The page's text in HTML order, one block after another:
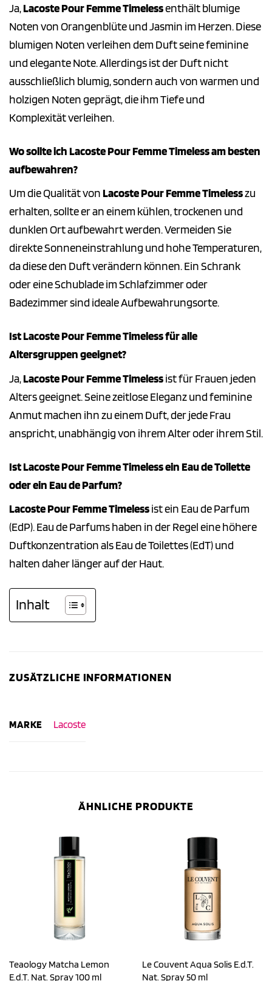
Ja,Lacoste Pour Femme Timelessenthält blumige
Noten von Orangenblüte und Jasmin im Herzen. Diese
blumigen Noten verleihen dem Duft seine feminine
und elegante Note. Allerdings ist der Duft nicht
ausschließlich blumig, sondern auch von warmen und
holzigen Noten geprägt, die ihm Tiefe und
Komplexität verleihen.
Wo sollte ich Lacoste Pour Femme Timeless am besten
aufbewahren?
Um die Qualität vonLacoste Pour Femme Timelesszu
erhalten, sollte er an einem kühlen, trockenen und
dunklen Ort aufbewahrt werden. Vermeiden Sie
direkte Sonneneinstrahlung und hohe Temperaturen,
da diese den Duft verändern können. Ein Schrank
oder eine Schublade im Schlafzimmer oder
Badezimmer sind ideale Aufbewahrungsorte.
Ist Lacoste Pour Femme Timeless für alle
Altersgruppen geeignet?
Ja,Lacoste Pour Femme Timelessist für Frauen jeden
Alters geeignet. Seine zeitlose Eleganz und feminine
Anmut machen ihn zu einem Duft, der jede Frau
anspricht, unabhängig von ihrem Alter oder ihrem Stil.
Ist Lacoste Pour Femme Timeless ein Eau de Toilette
oder ein Eau de Parfum?
Lacoste Pour Femme Timelessist ein Eau de Parfum
(EdP). Eau de Parfums haben in der Regel eine höhere
Duftkonzentration als Eau de Toilettes (EdT) und
halten daher länger auf der Haut.
Inhalt
ZUSÄTZLICHE INFORMATIONEN
MARKE Lacoste
ÄHNLICHE PRODUKTE
Teaology Matcha Lemon
E.d.T. Nat. Spray 100 ml
Le Couvent Aqua Solis E.d.T.
Nat. Spray 50 ml